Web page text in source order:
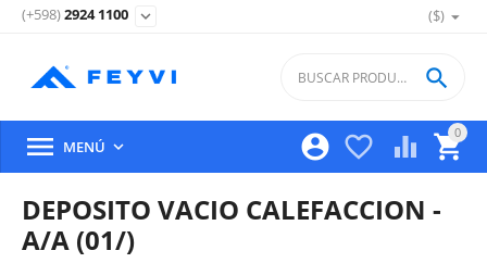
($)
(+598)2924 1100 expand_more
0

 


 MENÚ 
DEPOSITO VACIO CALEFACCION -
A/A (01/)